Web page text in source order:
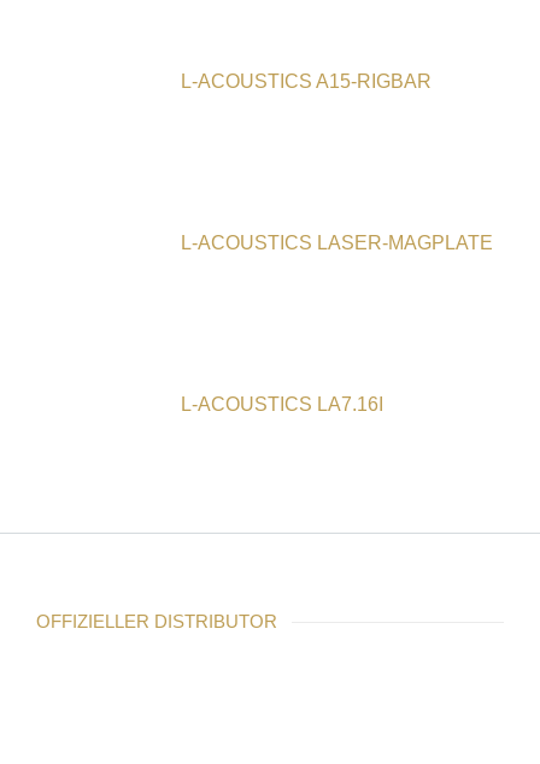
L-ACOUSTICS A15-RIGBAR
L-ACOUSTICS LASER-MAGPLATE
L-ACOUSTICS LA7.16I
OFFIZIELLER DISTRIBUTOR